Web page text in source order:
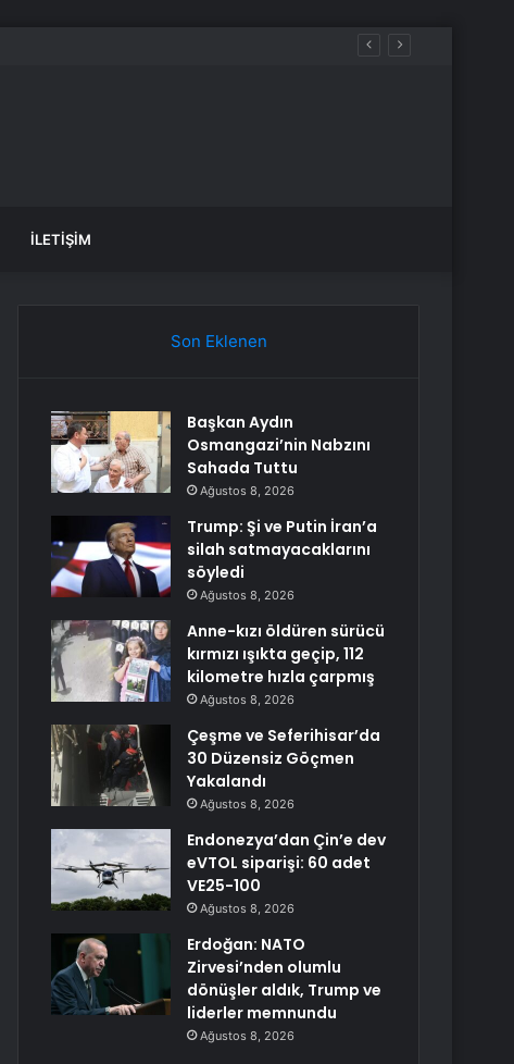
İLETIŞIM
Son Eklenen
Başkan Aydın
Osmangazi’nin Nabzını
Sahada Tuttu
Ağustos 8, 2026
Trump: Şi ve Putin İran’a
silah satmayacaklarını
söyledi
Ağustos 8, 2026
Anne-kızı öldüren sürücü
kırmızı ışıkta geçip, 112
kilometre hızla çarpmış
Ağustos 8, 2026
Çeşme ve Seferihisar’da
30 Düzensiz Göçmen
Yakalandı
Ağustos 8, 2026
Endonezya’dan Çin’e dev
eVTOL siparişi: 60 adet
VE25-100
Ağustos 8, 2026
Erdoğan: NATO
Zirvesi’nden olumlu
dönüşler aldık, Trump ve
liderler memnundu
Ağustos 8, 2026